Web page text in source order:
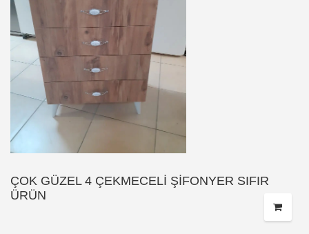
ÇOK GÜZEL 4 ÇEKMECELİ ŞİFONYER SIFIR
ÜRÜN